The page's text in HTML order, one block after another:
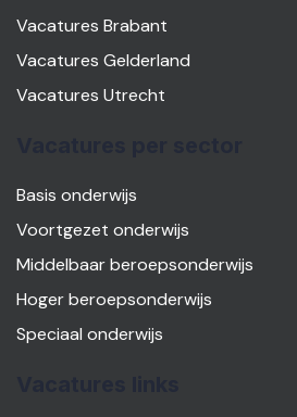
Vacatures Brabant
Vacatures Gelderland
Vacatures Utrecht
Basis onderwijs
Voortgezet onderwijs
Middelbaar beroepsonderwijs
Hoger beroepsonderwijs
Speciaal onderwijs